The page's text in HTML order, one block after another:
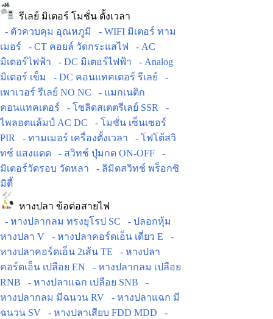
รีเลย์ มิเตอร์ โมชั่น ตั้งเวลา
- ตัวควบคุม อุณหภูมิ
- WIFI มิเตอร์ ทาม
เมอร์
- CT คอยล์ วัดกระแสไฟ
- AC
มิเตอร์ไฟฟ้า
- DC มิเตอร์ไฟฟ้า
- Analog
มิเตอร์ เข็ม
- DC คอนแทคเตอร์ รีเลย์
-
เพาเวอร์ รีเลย์ NO NC
- แมกเนติก
คอนแทคเตอร์
- โซลิดสเตตรีเลย์ SSR
-
ไพลอตแล้มป์ AC DC
- โมชั่น เซ็นเซอร์
PIR
- ทามเมอร์ เครื่องตั้งเวลา
- โฟโต้สวิ
ทช์ แสงแดด
- สวิทช์ ปุ่มกด ON-OFF
-
มิเตอร์วัดรอบ วัดหลา
- ลิมิตสวิทช์ พร็อกซิ
มิตี้
หางปลา ข้อต่อสายไฟ
- หางปลากลม ทรงยุโรป SC
- ปลอกหุ้ม
หางปลา V
- หางปลาคอร์ดเอ็น เดี่ยว E
-
หางปลาคอร์ดเอ็น 2เส้น TE
- หางปลา
คอร์ดเอ็น เปลือย EN
- หางปลากลม เปลือย
RNB
- หางปลาแฉก เปลือย SNB
-
หางปลากลม มีฉนวน RV
- หางปลาแฉก มี
ฉนวน SV
- หางปลาเสียบ FDD MDD
-